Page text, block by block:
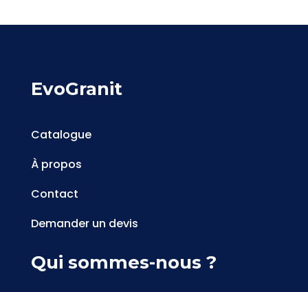
EvoGranit
Catalogue
À propos
Contact
Demander un devis
Qui sommes-nous ?